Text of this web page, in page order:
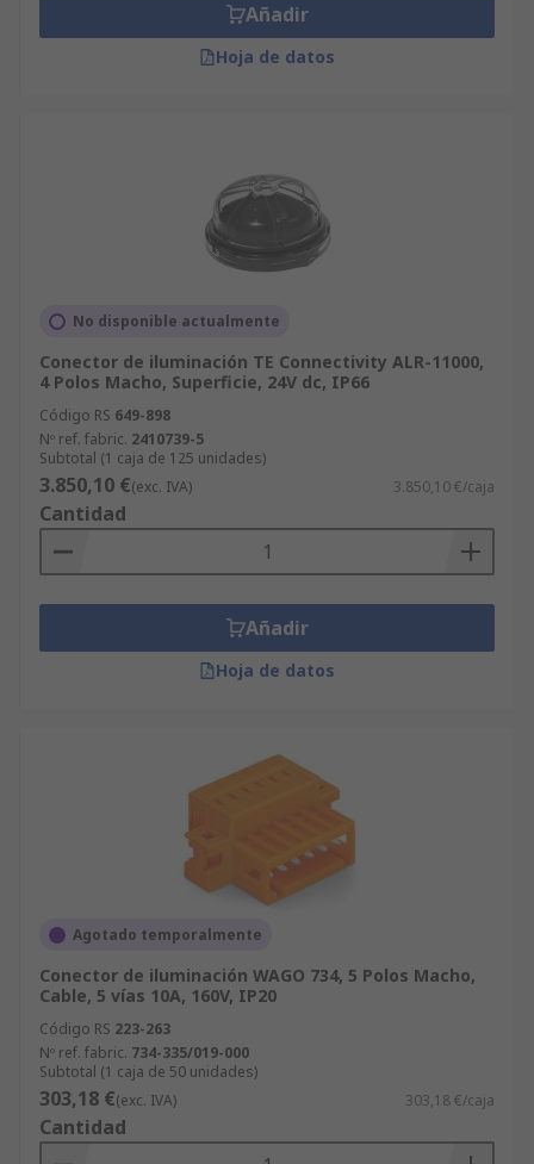
Añadir
Hoja de datos
No disponible actualmente
Conector de iluminación TE Connectivity ALR-11000,
4 Polos Macho, Superficie, 24V dc, IP66
Código RS 649-898
Nº ref. fabric. 2410739-5
Subtotal (1 caja de 125 unidades)
3.850,10 €(exc. IVA) 3.850,10 €/caja
Cantidad
Añadir
Hoja de datos
Agotado temporalmente
Conector de iluminación WAGO 734, 5 Polos Macho,
Cable, 5 vías 10A, 160V, IP20
Código RS 223-263
Nº ref. fabric. 734-335/019-000
Subtotal (1 caja de 50 unidades)
303,18 €(exc. IVA) 303,18 €/caja
Cantidad